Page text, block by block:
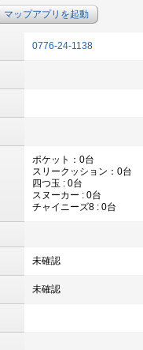
マップアプリを起動
0776-24-1138
ポケット：0台
スリークッション：0台
四つ玉 : 0台
スヌーカー : 0台
チャイニーズ8 : 0台
未確認
未確認